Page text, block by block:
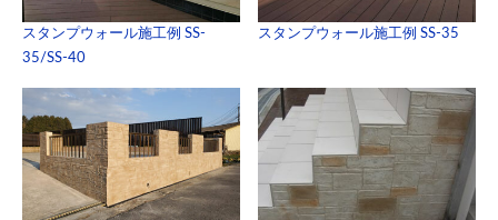
スタンプウォール施工例 SS-
35/SS-40
スタンプウォール施工例 SS-35